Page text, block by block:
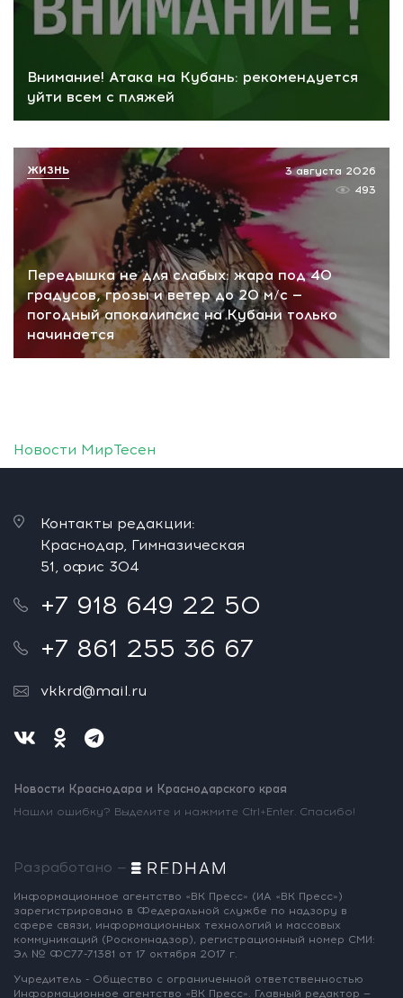
Внимание! Атака на Кубань: рекомендуется
уйти всем с пляжей
Передышка не для слабых: жара под 40
градусов, грозы и ветер до 20 м/с —
погодный апокалипсис на Кубани только
начинается
3 августа 2026
493
ЖИЗНЬ
Новости МирТесен
Контакты редакции:
Краснодар, Гимназическая
51, офис 304
+7 918 649 22 50
+7 861 255 36 67
vkkrd@mail.ru
Новости Краснодара и Краснодарского края
Нашли ошибку? Выделите и нажмите Ctrl+Enter. Спасибо!
Разработано —
Информационное агентство «ВК Пресс» (ИА «ВК Пресс»)
зарегистрировано в Федеральной службе по надзору в
сфере связи, информационных технологий и массовых
коммуникаций (Роскомнадзор), регистрационный номер СМИ:
Эл № ФС77-71381 от 17 октября 2017 г.
Учредитель - Общество с ограниченной ответственностью
Информационное агентство «ВК Пресс». Главный редактор —